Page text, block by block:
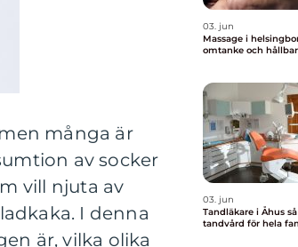
många är
av socker
vill njuta av
I denna
är, vilka olika
03. jun
Massage i helsingborg
omtanke och
03. jun
Tandläkare i Åhus så hittar du rätt
tandvård för hela